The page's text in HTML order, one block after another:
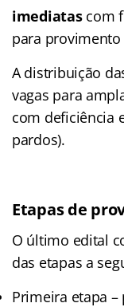
imediatascom
para provimento
A distribuição
vagas para
com deficiência
pardos).
Etapas de
O último edital
das etapas a
Primeira etapa